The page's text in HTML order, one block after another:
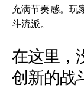
充满节奏感。玩
斗流派。
在这里，
创新的战